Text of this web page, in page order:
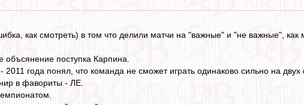
как смотреть) в том что делили матчи на "важные" и "не важные", как
поступка Карпина.
года понял, что команда не сможет играть одинаково сильно на двух
в фавориты - ЛЕ.